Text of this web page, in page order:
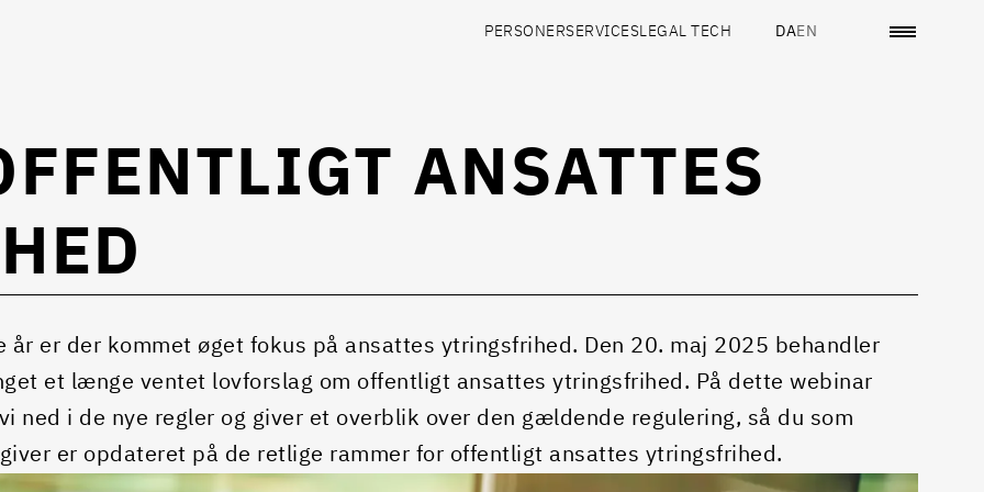
PERSONERSERVICESLEGAL TECH DAEN
ANSATTES
år er der kommet øget fokus på ansattes ytringsfrihed. Den 20. maj 2025 behandler
et længe ventet lovforslag om offentligt ansattes ytringsfrihed. På dette webinar
ned i de nye regler og giver et overblik over den gældende regulering, så du som
er opdateret på de retlige rammer for offentligt ansattes ytringsfrihed.